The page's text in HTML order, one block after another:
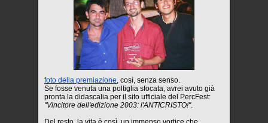
foto della premiazione, così, senza senso.
Se fosse venuta una poltiglia sfocata, avrei avuto già
pronta la didascalia per il sito ufficiale del PercFest:
"Vincitore dell'edizione 2003: l'ANTICRISTO!".